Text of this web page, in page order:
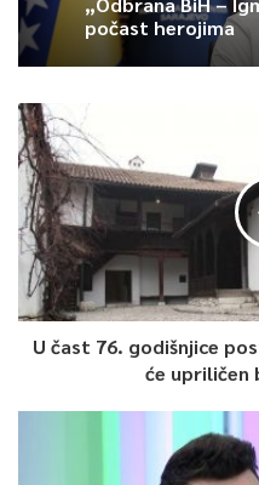
počast herojima
U čast 76. godišnjice
će upriličen